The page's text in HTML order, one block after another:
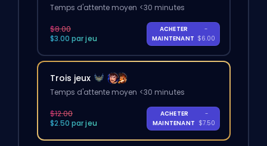
Temps d'attente moyen <30 minutes
$8.00
$3.00 par jeu
ACHETER
MAINTENANT
-
$6.00
Trois jeux
Temps d'attente moyen <30 minutes
$12.00
$2.50 par jeu
ACHETER
MAINTENANT
-
$7.50